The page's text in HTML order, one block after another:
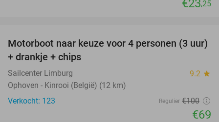
€23,25
31%
Motorboot naar keuze voor 4 personen (3 uur)
+ drankje + chips
Sailcenter Limburg 9.2 star
Ophoven - Kinrooi (België) (12 km)
Verkocht: 123
Regulier €100
€69